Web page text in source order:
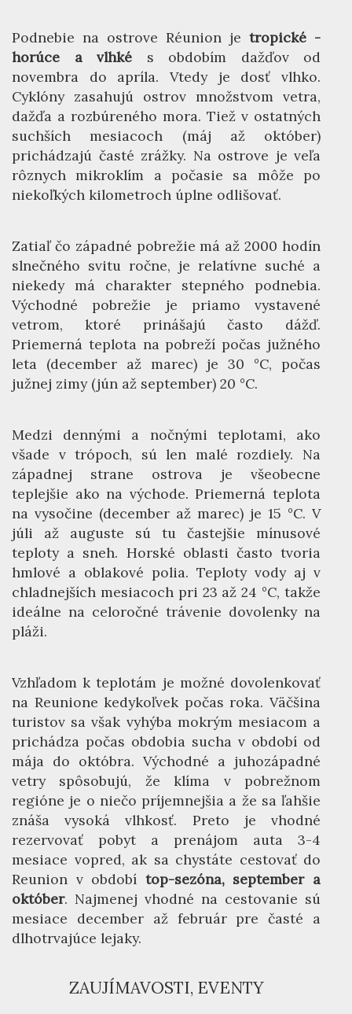
Podnebie na ostrove Réunion je tropické -
horúce a vlhké s obdobím dažďov od
novembra do apríla. Vtedy je dosť vlhko.
Cyklóny zasahujú ostrov množstvom vetra,
dažďa a rozbúreného mora. Tiež v ostatných
suchších mesiacoch (máj až október)
prichádzajú časté zrážky. Na ostrove je veľa
rôznych mikroklím a počasie sa môže po
niekoľkých kilometroch úplne odlišovať.
Zatiaľ čo západné pobrežie má až 2000 hodín
slnečného svitu ročne, je relatívne suché a
niekedy má charakter stepného podnebia.
Východné pobrežie je priamo vystavené
vetrom, ktoré prinášajú často dážď.
Priemerná teplota na pobreží počas južného
leta (december až marec) je 30 °C, počas
južnej zimy (jún až september) 20 °C.
Medzi dennými a nočnými teplotami, ako
všade v trópoch, sú len malé rozdiely. Na
západnej strane ostrova je všeobecne
teplejšie ako na východe. Priemerná teplota
na vysočine (december až marec) je 15 °C. V
júli až auguste sú tu častejšie mínusové
teploty a sneh. Horské oblasti často tvoria
hmlové a oblakové polia. Teploty vody aj v
chladnejších mesiacoch pri 23 až 24 °C, takže
ideálne na celoročné trávenie dovolenky na
pláži.
Vzhľadom k teplotám je možné dovolenkovať
na Reunione kedykoľvek počas roka. Väčšina
turistov sa však vyhýba mokrým mesiacom a
prichádza počas obdobia sucha v období od
mája do októbra. Východné a juhozápadné
vetry spôsobujú, že klíma v pobrežnom
regióne je o niečo príjemnejšia a že sa ľahšie
znáša vysoká vlhkosť. Preto je vhodné
rezervovať pobyt a prenájom auta 3-4
mesiace vopred, ak sa chystáte cestovať do
Reunion v období top-sezóna, september a
október. Najmenej vhodné na cestovanie sú
mesiace december až február pre časté a
dlhotrvajúce lejaky.
ZAUJÍMAVOSTI, EVENTY